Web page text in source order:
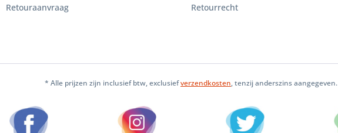
Retouraanvraag
Retourrecht
* Alle prijzen zijn inclusief btw, exclusiefverzendkosten, tenzij anderszins aangegeven.